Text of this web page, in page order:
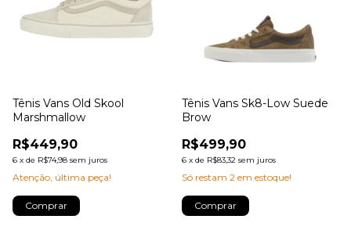
Tênis Vans Old Skool
Marshmallow
R$449,90
6 x de R$74,98 sem juros
Atenção, última peça!
Comprar
Tênis Vans Sk8-Low Suede
Brow
R$499,90
6 x de R$83,32 sem juros
Só restam 2 em estoque!
Comprar